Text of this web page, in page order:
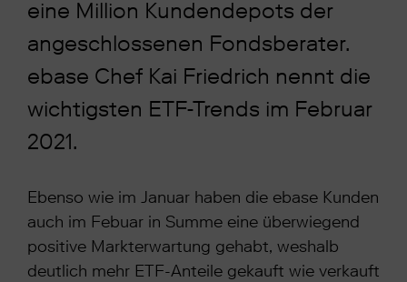
eine Million Kundendepots der
angeschlossenen Fondsberater.
ebase Chef Kai Friedrich nennt die
wichtigsten ETF-Trends im Februar
2021.
Ebenso wie im Januar haben die ebase Kunden
auch im Febuar in Summe eine überwiegend
positive Markterwartung gehabt, weshalb
deutlich mehr ETF-Anteile gekauft wie verkauft